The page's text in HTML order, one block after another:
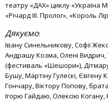
театру «ДАХ» циклу «Україна
«Річард ІІІ. Пролог», «Король
Дякуємо:
Івану Синельникову, Софії
Андрашу Козма, Олені Видрич,
(фестиваль «Шешори»),
Бушу, Мартіну Гулескі, Євгену
Гончару, Віктору Попову,
Ігорю Гайдаю, Олексію Когану,